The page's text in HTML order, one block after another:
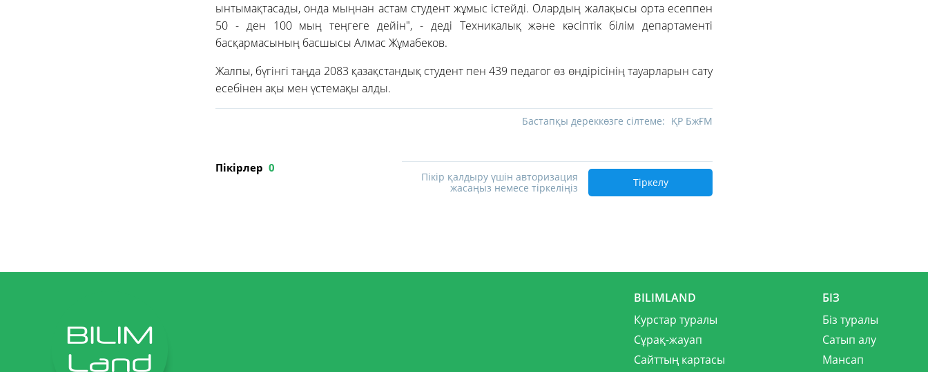
ынтымақтасады, онда мыңнан астам студент жұмыс істейді. Олардың жалақысы орта есеппен
50 - ден 100 мың теңгеге дейін", - деді Техникалық және кәсіптік білім департаменті
басқармасының басшысы Алмас Жұмабеков.
Жалпы, бүгінгі таңда 2083 қазақстандық студент пен 439 педагог өз өндірісінің тауарларын сату
есебінен ақы мен үстемақы алды.
Бастапқы дереккөзге сілтеме: ҚР БжҒМ
Пікірлер 0
Пікір қалдыру үшін авторизация
жасаңыз немесе тіркеліңіз
Тіркелу
BILIMLAND
Курстар туралы
Сұрақ-жауап
Сайттың картасы
БІЗ
Біз туралы
Сатып алу
Мансап